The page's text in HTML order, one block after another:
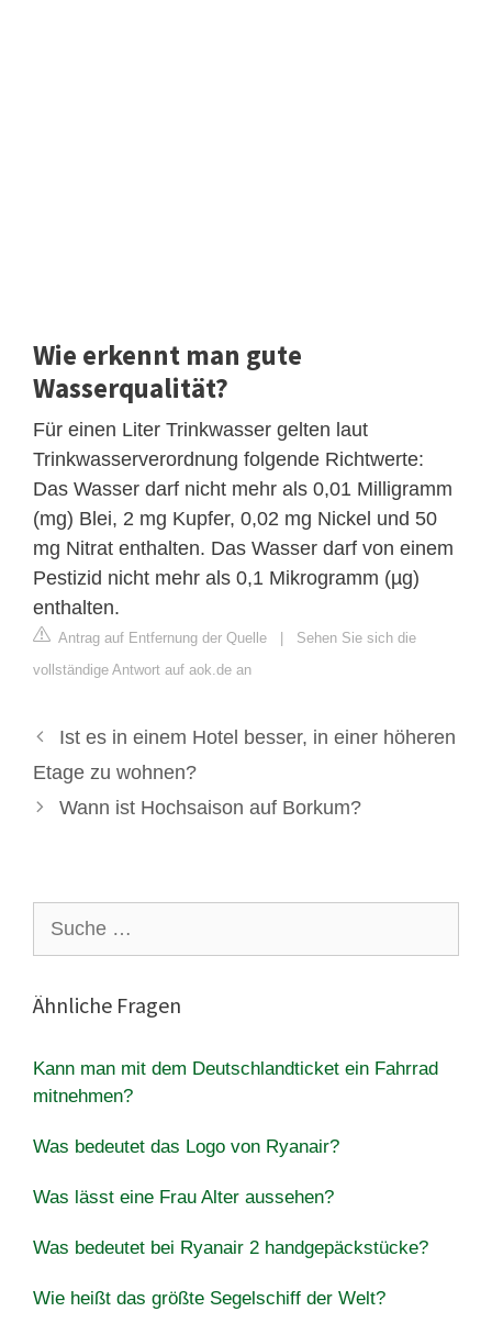
Wie erkennt man gute
Wasserqualität?
Für einen Liter Trinkwasser gelten laut
Trinkwasserverordnung folgende Richtwerte:
Das Wasser darf nicht mehr als 0,01 Milligramm
(mg) Blei, 2 mg Kupfer, 0,02 mg Nickel und 50
mg Nitrat enthalten. Das Wasser darf von einem
Pestizid nicht mehr als 0,1 Mikrogramm (µg)
enthalten.
Antrag auf Entfernung der Quelle | Sehen Sie sich die
vollständige Antwort auf aok.de an
Ist es in einem Hotel besser, in einer höheren
Etage zu wohnen?
Wann ist Hochsaison auf Borkum?
nach:
Ähnliche Fragen
Kann man mit dem Deutschlandticket ein Fahrrad
mitnehmen?
Was bedeutet das Logo von Ryanair?
Was lässt eine Frau Alter aussehen?
Was bedeutet bei Ryanair 2 handgepäckstücke?
Wie heißt das größte Segelschiff der Welt?